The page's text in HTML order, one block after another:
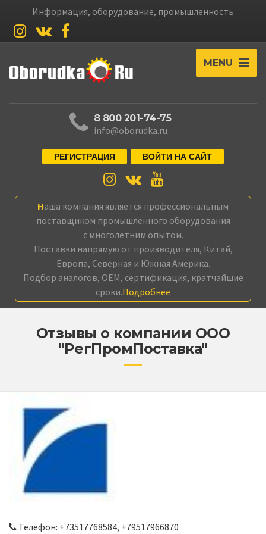
Информация, оборудование, промышленность
MENU
8 800 201-74-75
info@oborudka.ru
РЕГИСТРАЦИЯ ВОЙТИ НА САЙТ
Наша компания является профессиональным
поставщиком промышленного оборудования
с многолетним опытом.
Поставки напрямую от производителя, Китай,
Европа, Северная и Южная Америка.
Подбор аналогов, OEM, сертификация, кратчайшие
сроки.Подробнее
Отзывы о компании ООО
"РегПромПоставка"
Телефон: +73517768584, +79517966870